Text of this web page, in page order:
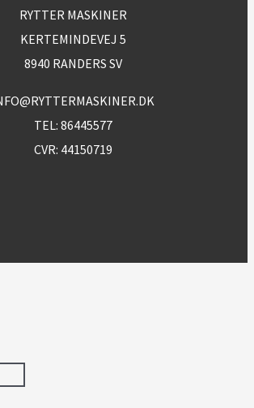
RYTTER MASKINER
KERTEMINDEVEJ 5
8940 RANDERS SV
TEL: 86445577
CVR: 44150719